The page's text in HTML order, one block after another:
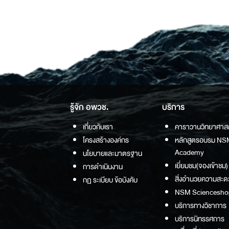
รู้จัก อพวช.
เกี่ยวกับเรา
โครงสร้างองค์กร
นโยบายและมาตรฐาน
การดำเนินงาน
กฏ ระเบียบ ข้อบังคับ
บริการ
คาราวานวิทยาศา
หลักสูตรอบรม
Academy
เยี่ยมชม(จองเข้าชม)
สิ่งอำนวยความสะ
NSM
บริการทางวิชาการ
บริการนิทรรศการ